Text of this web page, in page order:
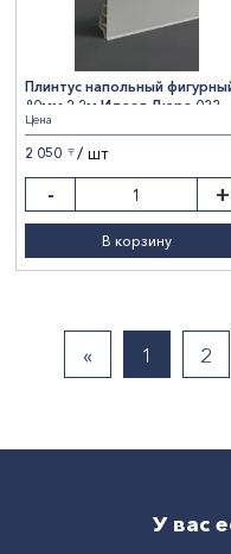
Плинтус напольный
80мм 2,2м Идеал Дюра 033
Кремово-белый
Цена
2 050 〒 / шт
- +
В корзину
« 1 2
У вас